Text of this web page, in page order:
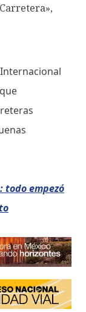
todo empezó